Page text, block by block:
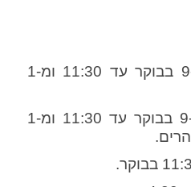
קיץ: שני – שישי: מ-9 בבוקר עד 11:30 ומ-1
חורף: שני – שישי: מ-9 בבוקר עד 11:30 ומ-1